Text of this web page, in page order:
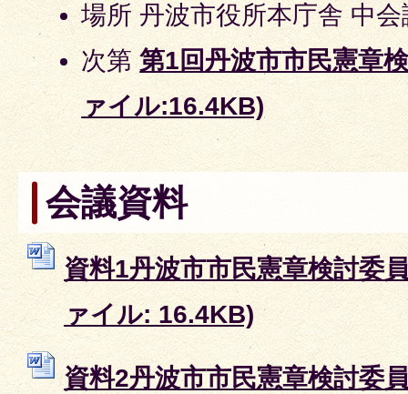
場所 丹波市役所本庁舎 中会
次第第1回丹波市市民憲章
ァイル:16.4KB)
会議資料
資料1丹波市市民憲章検討委
ァイル: 16.4KB)
資料2丹波市市民憲章検討委